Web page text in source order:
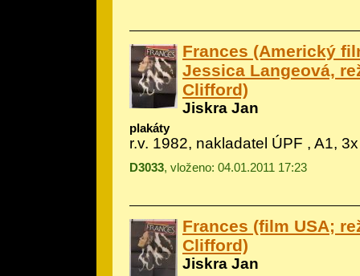
Frances (Americký
Jessica Langeová,
Clifford)
Jiskra Jan
plakáty
r.v. 1982, nakladatel ÚPF , A1,
D3033, vloženo: 04.01.2011 17:23
Frances (film USA;
Clifford)
Jiskra Jan